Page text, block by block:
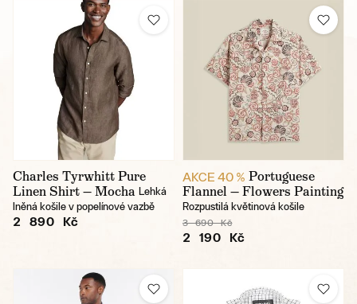
Charles Tyrwhitt Pure
Linen Shirt — Mocha Lehká
lněná košile v popelínové vazbě
2 890 Kč
AKCE 40 % Portuguese
Flannel — Flowers Painting
Rozpustilá květinová košile
3 690 Kč
2 190 Kč